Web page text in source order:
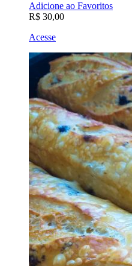
Adicione ao Favoritos
R$ 30,00
Acesse